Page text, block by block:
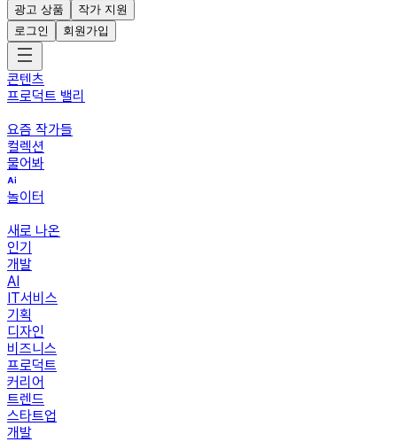
광고 상품
작가 지원
로그인
회원가입
콘텐츠
프로덕트 밸리
요즘 작가들
컬렉션
물어봐
놀이터
새로 나온
인기
개발
AI
IT서비스
기획
디자인
비즈니스
프로덕트
커리어
트렌드
스타트업
개발